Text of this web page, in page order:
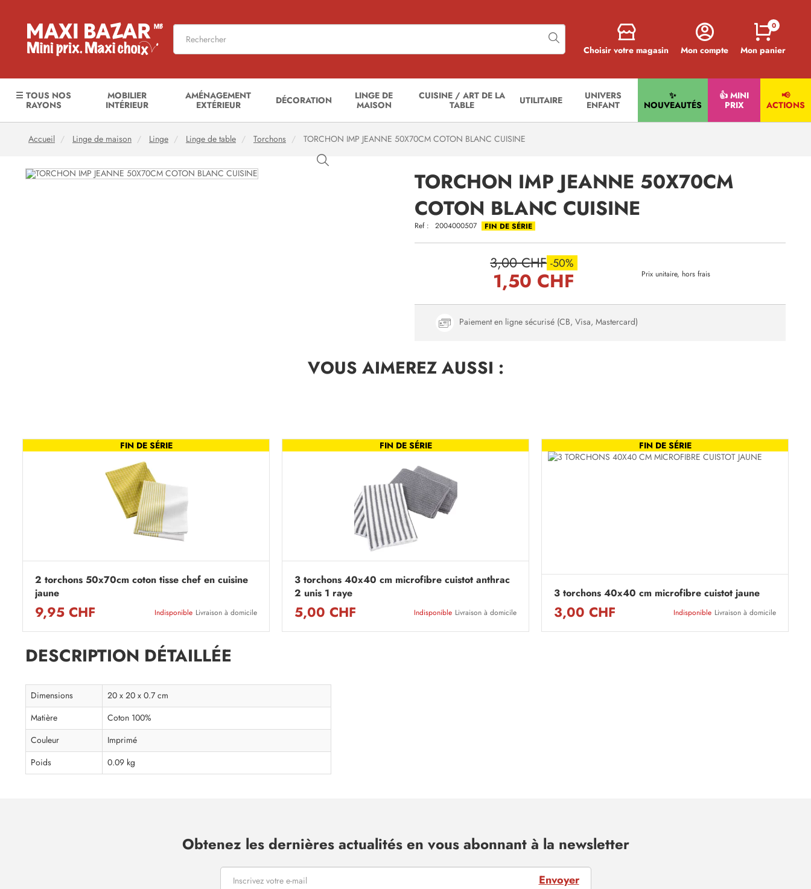
Choisir votre magasin Mon compte Mon panier
0
☰ TOUS NOS
RAYONS
MOBILIER
INTÉRIEUR
AMÉNAGEMENT
EXTÉRIEUR
DÉCORATION
LINGE DE
MAISON
CUISINE / ART DE LA
TABLE
UTILITAIRE
UNIVERS
ENFANT
✨
NOUVEAUTÉS
👍 MINI
PRIX
📢
ACTIONS
Accueil Linge de maison Linge Linge de table Torchons TORCHON IMP JEANNE 50X70CM COTON BLANC CUISINE
TORCHON IMP JEANNE 50X70CM
COTON BLANC CUISINE
Ref : 2004000507 FIN DE SÉRIE
3,00 CHF -50%
1,50 CHF Prix unitaire, hors frais
Paiement en ligne sécurisé (CB, Visa, Mastercard)
VOUS AIMEREZAUSSI :
FIN DE SÉRIE
2 torchons 50x70cm coton tisse chef en cuisine
jaune
9,95 CHF Indisponible Livraison à domicile
FIN DE SÉRIE
3 torchons 40x40 cm microfibre cuistot anthrac
2 unis 1 raye
5,00 CHF Indisponible Livraison à domicile
FIN DE SÉRIE
3 torchons 40x40 cm microfibre cuistot jaune
3,00 CHF Indisponible Livraison à domicile
DESCRIPTION DÉTAILLÉE
Dimensions
20 x 20 x 0.7 cm
Matière
Coton 100%
Couleur
Imprimé
Poids
0.09 kg
Obtenez les dernières actualités en vous abonnant à la newsletter
Envoyer